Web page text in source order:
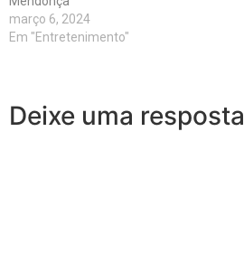
março 6, 2024
Em "Entretenimento"
Deixe uma resposta